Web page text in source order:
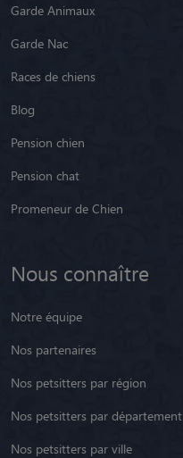
Garde Animaux
Garde Nac
Races de chiens
Blog
Pension chien
Pension chat
Promeneur de Chien
Nous connaître
Notre équipe
Nos partenaires
Nos petsitters par région
Nos petsitters par département
Nos petsitters par ville